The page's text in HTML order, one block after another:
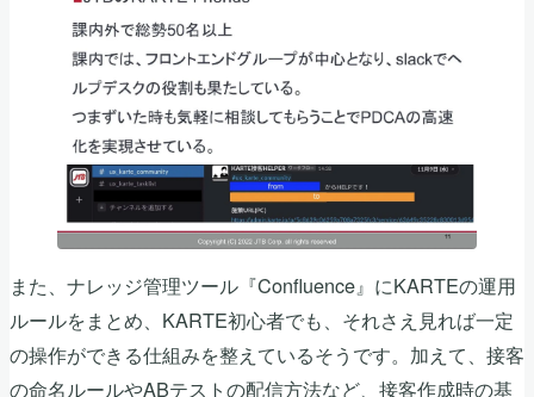
また、ナレッジ管理ツール『Confluence』にKARTEの運用
ルールをまとめ、KARTE初心者でも、それさえ見れば一定
の操作ができる仕組みを整えているそうです。加えて、接客
の命名ルールやABテストの配信方法など、接客作成時の基